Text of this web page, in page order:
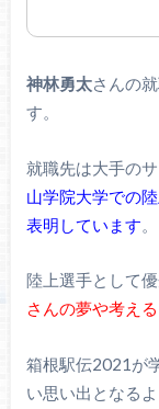
神林勇太さんの
す。
就職先は大手の
山学院大学での
表明しています。
陸上選手として
さんの夢や考え
箱根駅伝2021が
い思い出となる